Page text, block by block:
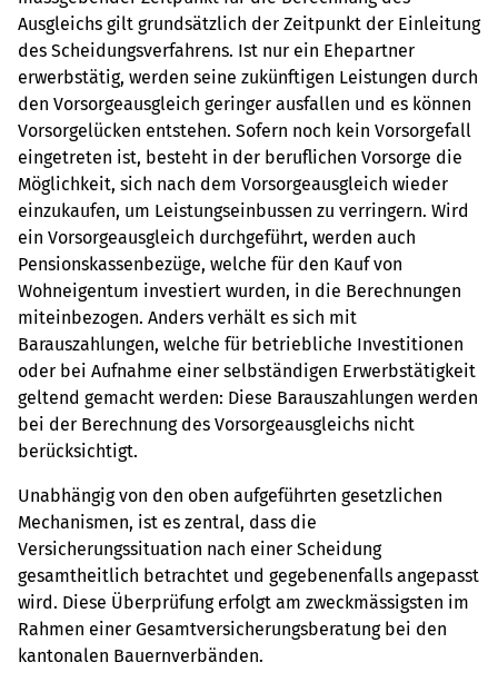
Ausgleichs gilt grundsätzlich der Zeitpunkt der Einleitung
des Scheidungsverfahrens. Ist nur ein Ehepartner
erwerbstätig, werden seine zukünftigen Leistungen durch
den Vorsorgeausgleich geringer ausfallen und es können
Vorsorgelücken entstehen. Sofern noch kein Vorsorgefall
eingetreten ist, besteht in der beruflichen Vorsorge die
Möglichkeit, sich nach dem Vorsorgeausgleich wieder
einzukaufen, um Leistungseinbussen zu verringern. Wird
ein Vorsorgeausgleich durchgeführt, werden auch
Pensionskassenbezüge, welche für den Kauf von
Wohneigentum investiert wurden, in die Berechnungen
miteinbezogen. Anders verhält es sich mit
Barauszahlungen, welche für betriebliche Investitionen
oder bei Aufnahme einer selbständigen Erwerbstätigkeit
geltend gemacht werden: Diese Barauszahlungen werden
bei der Berechnung des Vorsorgeausgleichs nicht
berücksichtigt.
Unabhängig von den oben aufgeführten gesetzlichen
Mechanismen, ist es zentral, dass die
Versicherungssituation nach einer Scheidung
gesamtheitlich betrachtet und gegebenenfalls angepasst
wird. Diese Überprüfung erfolgt am zweckmässigsten im
Rahmen einer Gesamtversicherungsberatung bei den
kantonalen Bauernverbänden.